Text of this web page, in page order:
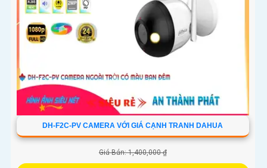
DH-F2C-PV CAMERA VỚI GIÁ CẠNH TRANH DAHUA
Giá Bán: 1,400,000 ₫